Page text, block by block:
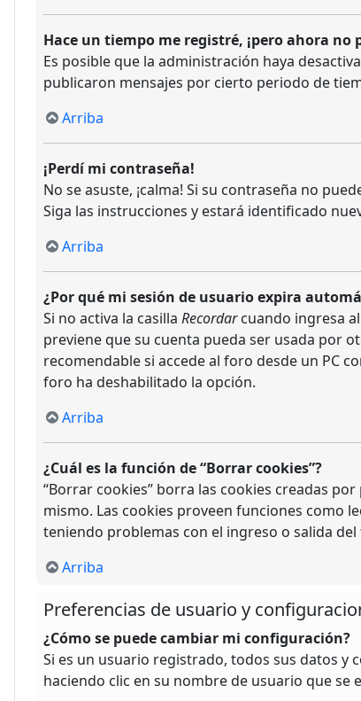
Hace un tiempo me registré, ¡pero ahora no
Es posible que la administración haya
publicaron mensajes por cierto periodo de
Arriba
¡Perdí mi contraseña!
No se asuste, ¡calma! Si su contraseña no
Siga las instrucciones y estará identificado
Arriba
¿Por qué mi sesión de usuario expira
Si no activa la casilla Recordarcuando ingresa
previene que su cuenta pueda ser usada por
recomendable si accede al foro desde un PC
foro ha deshabilitado la opción.
Arriba
¿Cuál es la función de “Borrar cookies”?
“Borrar cookies” borra las cookies creadas
mismo. Las cookies proveen funciones como
teniendo problemas con el ingreso o salida
Arriba
Preferencias de usuario y
¿Cómo se puede cambiar mi configuración?
Si es un usuario registrado, todos sus datos y
haciendo clic en su nombre de usuario que